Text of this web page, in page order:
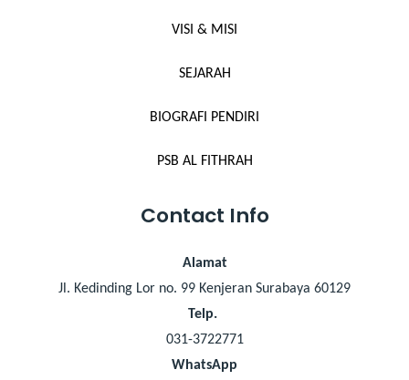
VISI & MISI
SEJARAH
BIOGRAFI PENDIRI
PSB AL FITHRAH
Contact Info
Alamat
Jl. Kedinding Lor no. 99 Kenjeran Surabaya 60129
Telp.
031-3722771
WhatsApp